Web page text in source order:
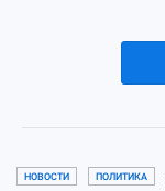
НОВОСТИ ПОЛИТИКА